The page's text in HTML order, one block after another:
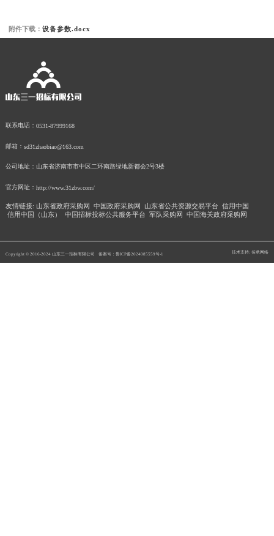
附件下载： 设备参数.docx
联系电话： 0531-87999168
邮箱： sd31zhaobiao@163.com
公司地址： 山东省济南市市中区二环南路绿地新都会2号3楼
官方网址： http://www.31zbw.com/
友情链接: 山东省政府采购网 中国政府采购网 山东省公共资源交易平台 信用中国
信用中国（山东）
中国招标投标公共服务平台 军队采购网 中国海关政府采购网
Copyright © 2016-2024 山东三一招标有限公司 备案号：鲁ICP备2024085559号-1 技术支持: 传承网络